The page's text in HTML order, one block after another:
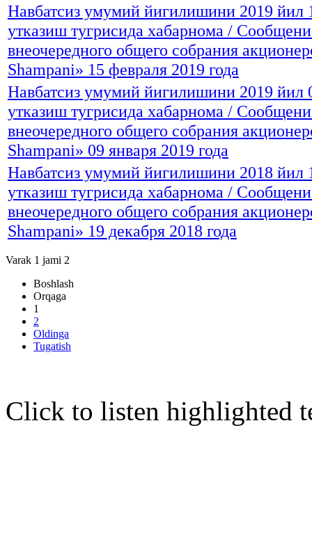
Навбатсиз умумий йигилишини 2019 йил
утказиш тугрисида хабарнома /
внеочередного общего собрания
Shampani» 15 февраля 2019 года
Навбатсиз умумий йигилишини 2019 йил
утказиш тугрисида хабарнома /
внеочередного общего собрания
Shampani» 09 января 2019 года
Навбатсиз умумий йигилишини 2018 йил
утказиш тугрисида хабарнома /
внеочередного общего собрания
Shampani» 19 декабря 2018 года
Varak 1 jami 2
Boshlash
Orqaga
1
2
Oldinga
Tugatish
Click to listen highlighted